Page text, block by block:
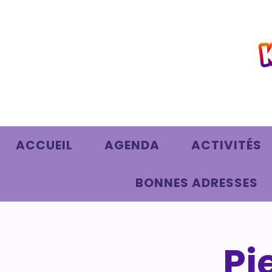
ACCUEIL AGENDA ACTIVITÉS
BONNES ADRESSES